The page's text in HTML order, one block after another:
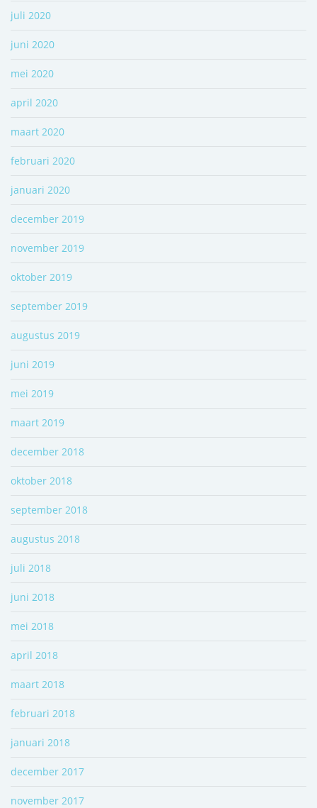
juli 2020
juni 2020
mei 2020
april 2020
maart 2020
februari 2020
januari 2020
december 2019
november 2019
oktober 2019
september 2019
augustus 2019
juni 2019
mei 2019
maart 2019
december 2018
oktober 2018
september 2018
augustus 2018
juli 2018
juni 2018
mei 2018
april 2018
maart 2018
februari 2018
januari 2018
december 2017
november 2017